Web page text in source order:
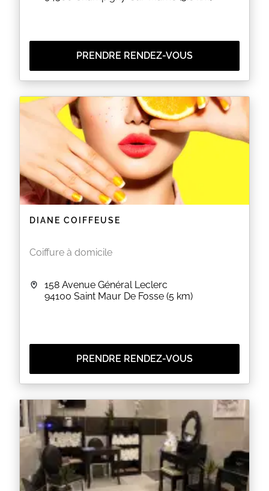
PRENDRE RENDEZ-VOUS
DIANE COIFFEUSE
Coiffure à domicile
158 Avenue Général Leclerc
94100 Saint Maur De Fosse (5 km)
PRENDRE RENDEZ-VOUS